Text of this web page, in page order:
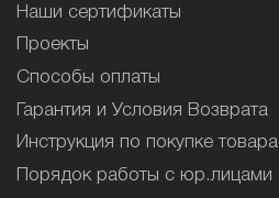
Наши сертификаты
Проекты
Способы оплаты
Гарантия и Условия Возврата
Инструкция по покупке товара
Порядок работы с юр.лицами